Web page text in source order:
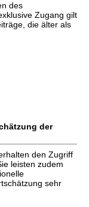
des
Zugang gilt
die älter als
der
den Zugriff
leisten zudem
sehr